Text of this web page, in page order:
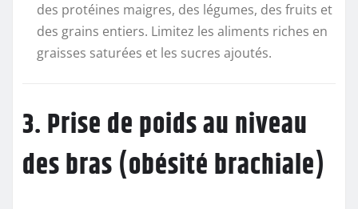
des protéines maigres, des légumes, des fruits et
des grains entiers. Limitez les aliments riches en
graisses saturées et les sucres ajoutés.
3. Prise de poids au niveau
des bras (obésité brachiale)